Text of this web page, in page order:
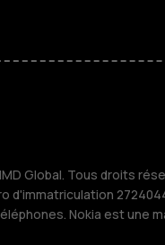
Global. Tous droits
d'immatriculation
Nokia est une